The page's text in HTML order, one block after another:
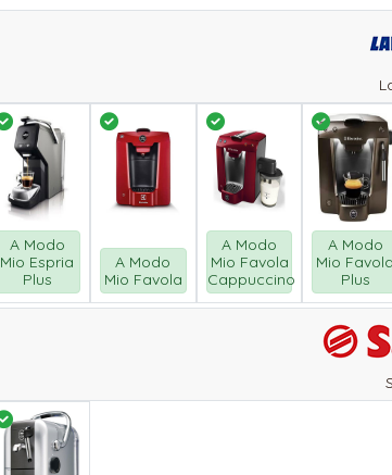
A Modo
Mio Espria
Plus
A Modo
Mio Favola
A Modo
Mio Favola
Cappuccino
A Modo
Mio Favola
Plus